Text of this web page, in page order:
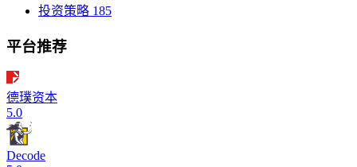
投资策略 185
平台推荐
德璞资本
5.0
Decode